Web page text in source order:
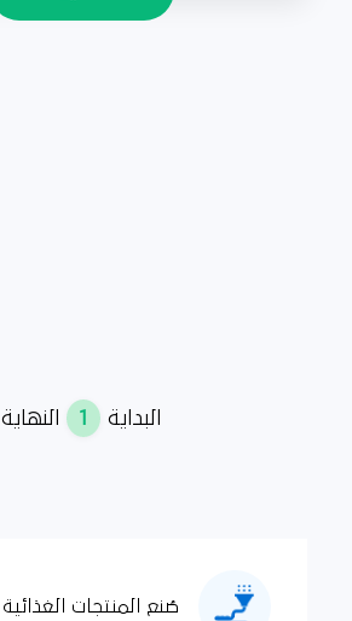
صُنع المنتجات الغذائية
البداية 1 النهاية